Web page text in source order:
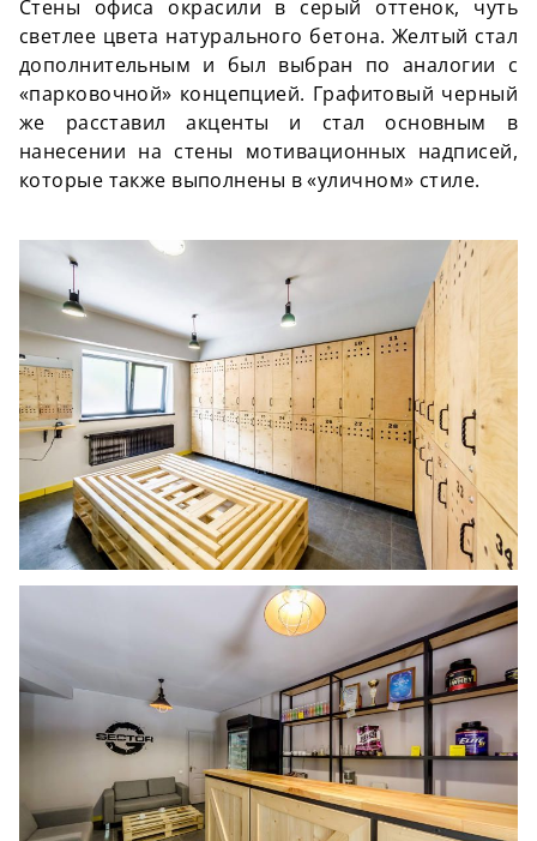
Стены офиса окрасили в серый оттенок, чуть
светлее цвета натурального бетона. Желтый стал
дополнительным и был выбран по аналогии с
«парковочной» концепцией. Графитовый черный
же расставил акценты и стал основным в
нанесении на стены мотивационных надписей,
которые также выполнены в «уличном» стиле.